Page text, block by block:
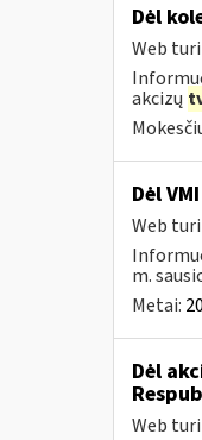
Dėl
Web
akcizų
Dėl
Web
m.
Metai:
Dėl
Web